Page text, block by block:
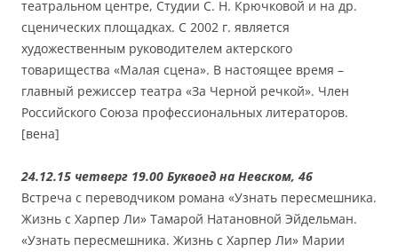
театральном центре, Студии С. Н. Крючковой и на др.
сценических площадках. С 2002 г. является
художественным руководителем актерского
товарищества «Малая сцена». В настоящее время –
главный режиссер театра «За Черной речкой». Член
Российского Союза профессиональных литераторов.
[вена]
24.12.15 четверг 19.00 Буквоед на Невском, 46
Встреча с переводчиком романа «Узнать пересмешника.
Жизнь с Харпер Ли» Тамарой Натановной Эйдельман.
«Узнать пересмешника. Жизнь с Харпер Ли» Марии